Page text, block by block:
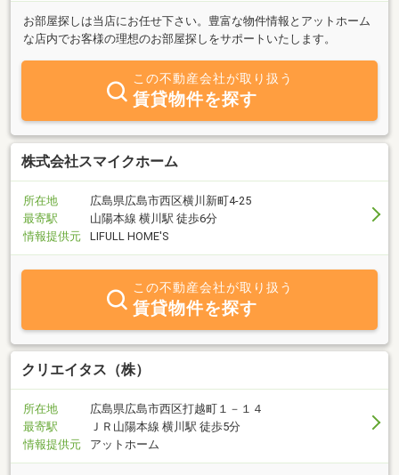
お部屋探しは当店にお任せ下さい。豊富な物件情報とアットホーム
な店内でお客様の理想のお部屋探しをサポートいたします。
この不動産会社が取り扱う
賃貸物件を探す
株式会社スマイクホーム
所在地
広島県広島市西区横川新町4-25
最寄駅
山陽本線 横川駅 徒歩6分
情報提供元
LIFULL HOME'S
この不動産会社が取り扱う
賃貸物件を探す
クリエイタス（株）
所在地
広島県広島市西区打越町１－１４
最寄駅
ＪＲ山陽本線 横川駅 徒歩5分
情報提供元
アットホーム